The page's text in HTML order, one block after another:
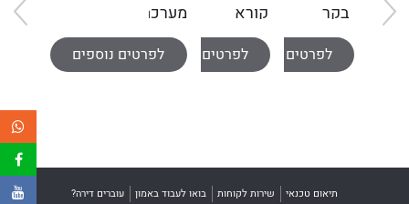
בקר
כניסה
קוראלפרטים נוספים
קורא
טביעות
אצבעלפרטים נוספים
מערכת
ניהול
נוכחותלפרטים נוספים
תיאום טכנאי שירות לקוחות בואו לעבוד באמון עוברים דירה?